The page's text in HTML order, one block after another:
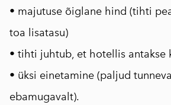
• majutuse õiglane hind (tihti
toa lisatasu)
• tihti juhtub, et hotellis antakse
• üksi einetamine (paljud
ebamugavalt).